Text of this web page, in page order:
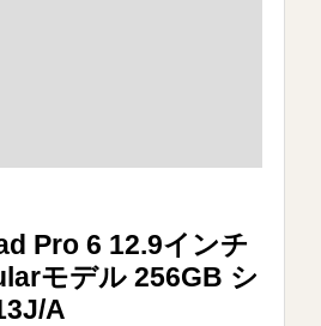
Pro 6 12.9インチ
モデル 256GB シ
A